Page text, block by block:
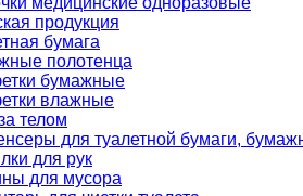
продукция
бумага
полотенца
бумажные
влажные
телом
для туалетной бумаги,
для рук
для мусора